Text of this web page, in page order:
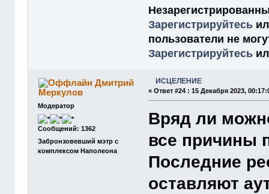
Зарегистрируйтесь
пользователи не
Зарегистрируйтесь
Дмитрий
Меркулов
Модератор
Сообщений: 1362
Забронзовевший мэтр с
комплексом Наполеона
ИСЦЕЛЕНИЕ
«Ответ #24 : 15 Декабря 2023,
Вряд ли
все причины
Последние
оставляют